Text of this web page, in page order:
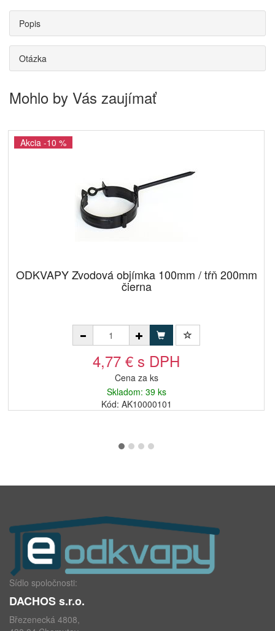
Popis
Otázka
Mohlo by Vás zaujímať
Akcia -10 %
ODKVAPY Zvodová objímka 100mm / tŕň 200mm
čierna
4,77 € s DPH
Cena za ks
Skladom: 39 ks
Kód: AK10000101
Sídlo spoločnosti:
DACHOS s.r.o.
Březenecká 4808,